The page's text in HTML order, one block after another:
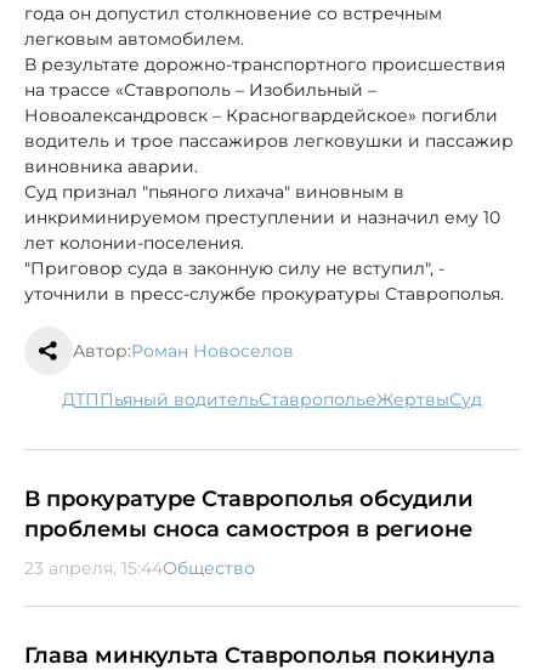
года он допустил столкновение со встречным
легковым автомобилем.
В результате дорожно-транспортного происшествия
на трассе «Ставрополь – Изобильный –
Новоалександровск – Красногвардейское» погибли
водитель и трое пассажиров легковушки и пассажир
виновника аварии.
Суд признал "пьяного лихача" виновным в
инкриминируемом преступлении и назначил ему 10
лет колонии-поселения.
"Приговор суда в законную силу не вступил", -
уточнили в пресс-службе прокуратуры Ставрополья.
Автор:Роман Новоселов
ДТП пьяный водитель Ставрополье жертвы суд
В прокуратуре Ставрополья обсудили
проблемы сноса самостроя в регионе
23 апреля, 15:44Общество
Глава минкульта Ставрополья покинула